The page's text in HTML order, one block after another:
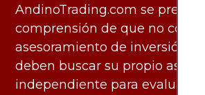
AndinoTrading.com se
comprensión de que no
asesoramiento de inversión.
deben buscar su propio
independiente para evaluar